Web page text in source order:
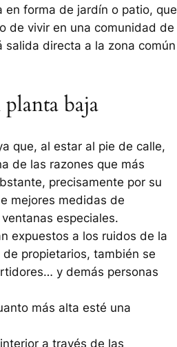
en forma de jardín o patio, que
de vivir en una comunidad de
directa a la zona común
baja
que, al estar al pie de calle,
de las razones que más
precisamente por su
mejores medidas de
especiales.
expuestos a los ruidos de la
propietarios, también se
y demás personas
más alta esté una
a través de las